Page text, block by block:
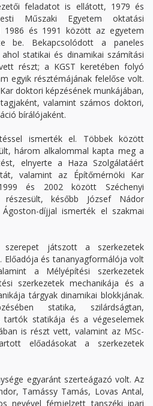
feladatot is ellátott, 1979 és
Műszaki Egyetem oktatási
1986 és 1991 között az egyetem
be. Bekapcsolódott a paneles
statikai és dinamikai számítási
részt; a KGST keretében folyó
egyik résztémájának felelőse volt.
doktori képzésének munkájában,
valamint számos doktori,
bírálójaként.
ismerték el. Többek között
három alkalommal kapta meg a
elnyerte a Haza Szolgálatáért
valamint az Építőmérnöki Kar
és 2002 között Széchenyi
részesült, később József Nádor
díjjal ismerték el szakmai
szerepet játszott a szerkezetek
Előadója és tananyagformálója volt
a Mélyépítési szerkezetek
szerkezetek mechanikája és a
tárgyak dinamikai blokkjának.
statika, szilárdságtan,
tartók statikája és a végeselemek
is részt vett, valamint az MSc-
előadásokat a szerkezetek
egyaránt szerteágazó volt. Az
Tamássy Tamás, Lovas Antal,
nevével fémjelzett tanszéki ipari